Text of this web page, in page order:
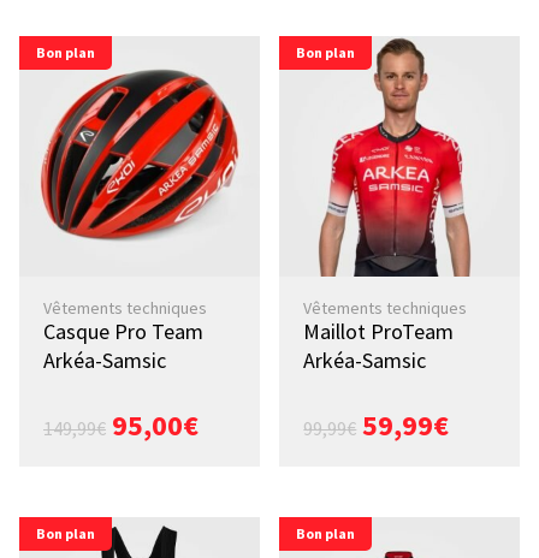
Bon plan
Vêtements techniques
Casque Pro Team
Arkéa-Samsic
149,99€ 95,00€
Bon plan
Vêtements techniques
Maillot ProTeam
Arkéa-Samsic
99,99€ 59,99€
Bon plan Bon plan